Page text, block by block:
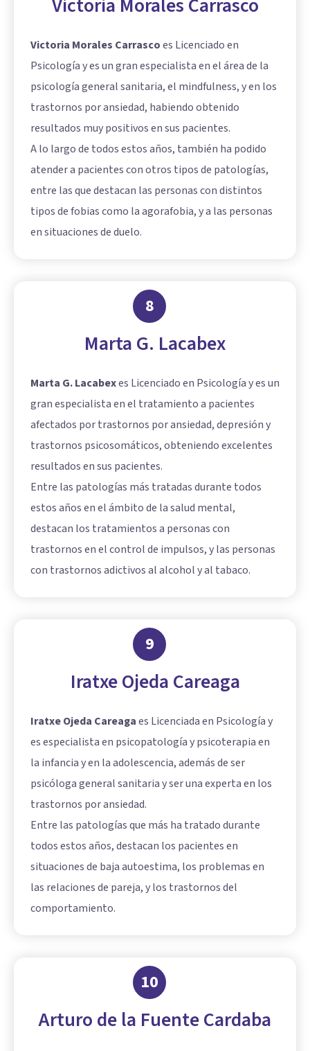
Victoria Morales Carrasco
Victoria Morales Carrascoes Licenciado en
Psicología y es un gran especialista en el área de la
psicología general sanitaria, el mindfulness, y en los
trastornos por ansiedad, habiendo obtenido
resultados muy positivos en sus pacientes.
A lo largo de todos estos años, también ha podido
atender a pacientes con otros tipos de patologías,
entre las que destacan las personas con distintos
tipos de fobias como la agorafobia, y a las personas
en situaciones de duelo.
8
Marta G. Lacabex
Marta G. Lacabexes Licenciado en Psicología y es un
gran especialista en el tratamiento a pacientes
afectados por trastornos por ansiedad, depresión y
trastornos psicosomáticos, obteniendo excelentes
resultados en sus pacientes.
Entre las patologías más tratadas durante todos
estos años en el ámbito de la salud mental,
destacan los tratamientos a personas con
trastornos en el control de impulsos, y las personas
con trastornos adictivos al alcohol y al tabaco.
9
Iratxe Ojeda Careaga
Iratxe Ojeda Careagaes Licenciada en Psicología y
es especialista en psicopatología y psicoterapia en
la infancia y en la adolescencia, además de ser
psicóloga general sanitaria y ser una experta en los
trastornos por ansiedad.
Entre las patologías que más ha tratado durante
todos estos años, destacan los pacientes en
situaciones de baja autoestima, los problemas en
las relaciones de pareja, y los trastornos del
comportamiento.
10
Arturo de la Fuente Cardaba